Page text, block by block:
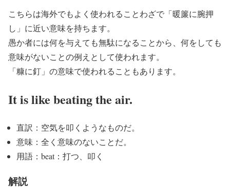
こちらは海外でもよく使われることわざで「暖簾に腕押
し」に近い意味を持ちます。
愚か者には何を与えても無駄になることから、何をしても
意味がないことの例えとして使われます。
「糠に釘」の意味で使われることもあります。
It is like beating the air.
直訳：空気を叩くようなものだ。
意味：全く意味のないことだ。
用語：beat：打つ、叩く
解説